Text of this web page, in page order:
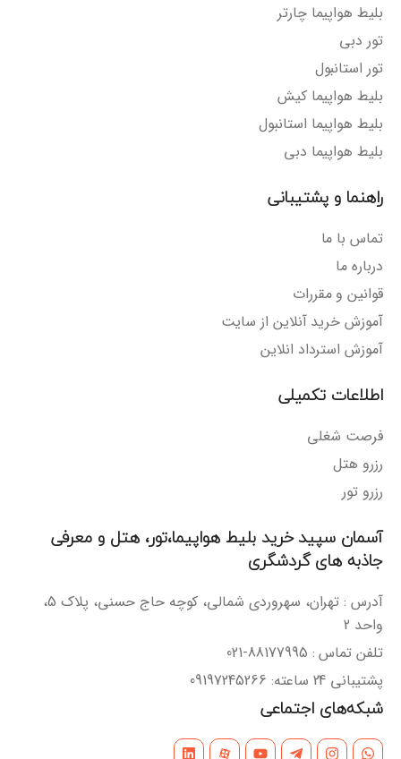
بلیط هواپیما چارتر
تور دبی
تور استانبول
بلیط هواپیما کیش
بلیط هواپیما استانبول
بلیط هواپیما دبی
راهنما و پشتیبانی
تماس با ما
درباره ما
قوانین و مقررات
آموزش خرید آنلاین از سایت
آموزش استرداد انلاین
اطلاعات تکمیلی
فرصت شغلی
رزرو هتل
رزرو تور
آسمان سپید خرید بلیط هواپیما،تور، هتل و معرفی
جاذبه های گردشگری
آدرس : تهران، سهروردی شمالی، کوچه حاج حسنی، پلاک 5،
واحد 2
تلفن تماس : 88177995-021
پشتیبانی 24 ساعته: 09197245266
شبکه‌های اجتماعی